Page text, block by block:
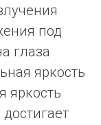
под
глаза
яркость
яркость